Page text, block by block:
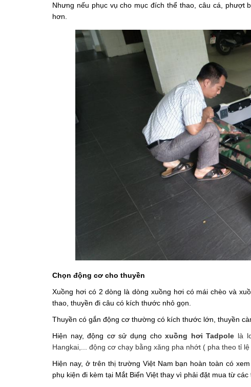
Nhưng nếu phục vụ cho mục đích thể thao, câu cá,
hơn.
Chọn động cơ cho thuyền
Xuồng hơi có 2 dòng là dòng xuồng hơi có mái chèo và
thao, thuyền đi câu có kích thước nhỏ gọn.
Thuyền có gắn động cơ thường có kích thước lớn, thuyền
Hiện nay, động cơ sử dụng cho xuồng hơi Tadpole là
Hangkai,... động cơ chạy bằng xăng pha nhớt ( pha theo tỉ
Hiện nay, ở trên thị trường Việt Nam bạn hoàn toàn có
phụ kiện đi kèm tại Mắt Biển Việt thay vì phải đặt mua từ